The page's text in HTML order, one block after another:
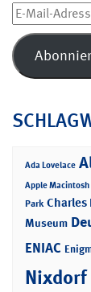
E-
Mail-
Adresse
Ada Lovelace
Apple Macintosh
Park Charles
Museum
ENIAC
Nixdorf